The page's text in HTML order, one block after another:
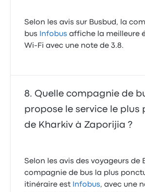
Selon les avis sur Busbud, la
bus
Infobus affiche la meilleure
Wi-Fi avec une note de 3.8.
Quelle compagnie de
propose le service le plus
de Kharkiv à Zaporijia ?
Selon les avis des voyageurs de
compagnie de bus la plus
itinéraire est
Infobus, avec une